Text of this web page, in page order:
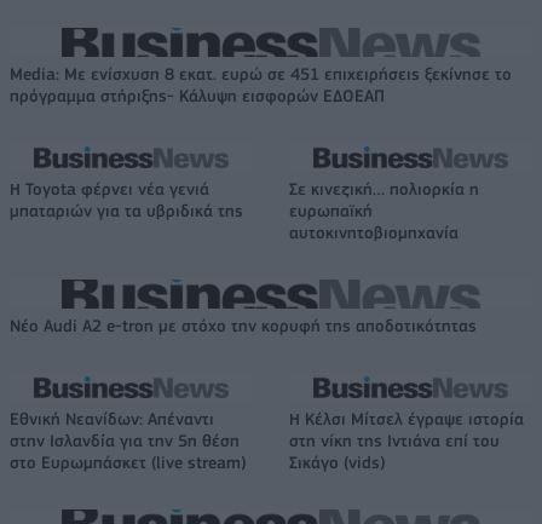
Media: Με ενίσχυση 8 εκατ. ευρώ σε 451 επιχειρήσεις ξεκίνησε το
πρόγραμμα στήριξης- Κάλυψη εισφορών ΕΔΟΕΑΠ
Η Toyota φέρνει νέα γενιά
μπαταριών για τα υβριδικά της
Σε κινεζική… πολιορκία η
ευρωπαϊκή
αυτοκινητοβιομηχανία
Νέο Audi A2 e-tron με στόχο την κορυφή της αποδοτικότητας
Εθνική Νεανίδων: Απέναντι
στην Ισλανδία για την 5η θέση
στο Ευρωμπάσκετ (live stream)
Η Κέλσι Μίτσελ έγραψε ιστορία
στη νίκη της Ιντιάνα επί του
Σικάγο (vids)